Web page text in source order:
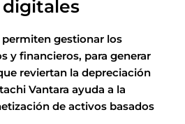
gestionar los
y financieros, para generar
reviertan la depreciación
Vantara ayuda a la
de activos basados